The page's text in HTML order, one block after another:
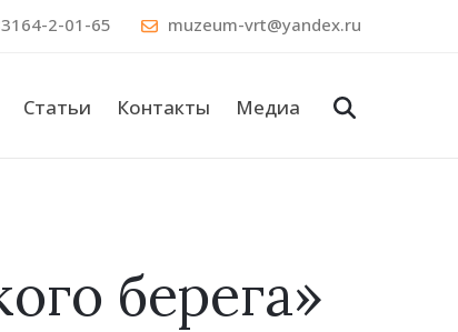
2-01-65 muzeum-vrt@yandex.ru
Статьи Контакты Медиа
берега»